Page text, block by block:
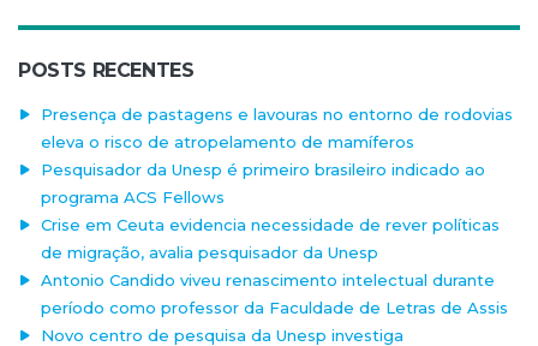
POSTS RECENTES
Presença de pastagens e lavouras no entorno de rodovias
eleva o risco de atropelamento de mamíferos
Pesquisador da Unesp é primeiro brasileiro indicado ao
programa ACS Fellows
Crise em Ceuta evidencia necessidade de rever políticas
de migração, avalia pesquisador da Unesp
Antonio Candido viveu renascimento intelectual durante
período como professor da Faculdade de Letras de Assis
Novo centro de pesquisa da Unesp investiga